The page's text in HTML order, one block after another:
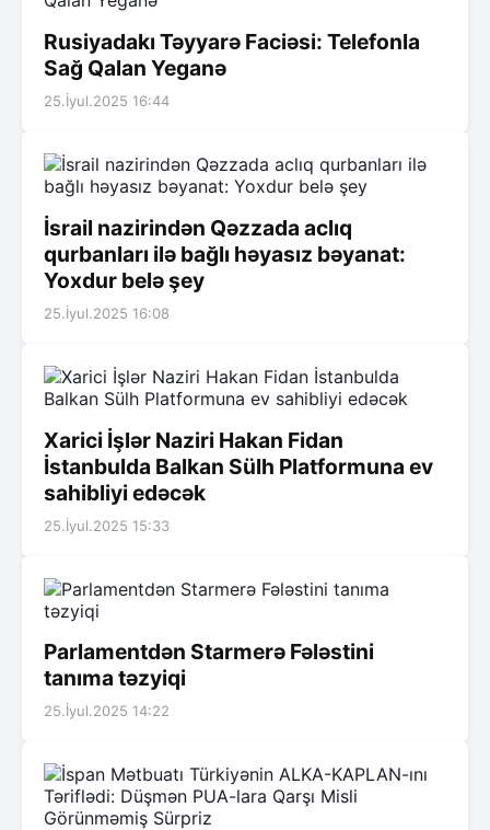
Rusiyadakı Təyyarə Faciəsi: Telefonla
Sağ Qalan Yeganə
25.İyul.2025 16:44
İsrail nazirindən Qəzzada aclıq
qurbanları ilə bağlı həyasız bəyanat:
Yoxdur belə şey
25.İyul.2025 16:08
Xarici İşlər Naziri Hakan Fidan
İstanbulda Balkan Sülh Platformuna ev
sahibliyi edəcək
25.İyul.2025 15:33
Parlamentdən Starmerə Fələstini
tanıma təzyiqi
25.İyul.2025 14:22